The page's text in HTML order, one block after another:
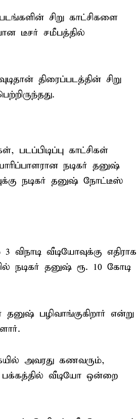
சிறு காட்சிகளை
டீசர் சமீபத்தில்
திரைப்படத்தின் சிறு
படப்பிடிப்பு காட்சிகள்
நடிகர் தனுஷ்
நடிகர் தனுஷ் நோட்டீஸ்
வீடியோவுக்கு எதிராக
நடிகர் தனுஷ் ரூ. 10 கோடி
பழிவாங்குகிறார் என்று
அவரது கணவரும்,
பக்கத்தில் வீடியோ ஒன்றை